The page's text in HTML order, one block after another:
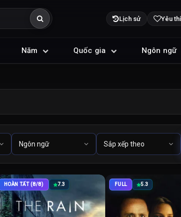
Lịch sử Yêu
Năm Quốc gia Ngôn ngữ
HOÀN TẤT (8/8) 7.3 FULL 5.3